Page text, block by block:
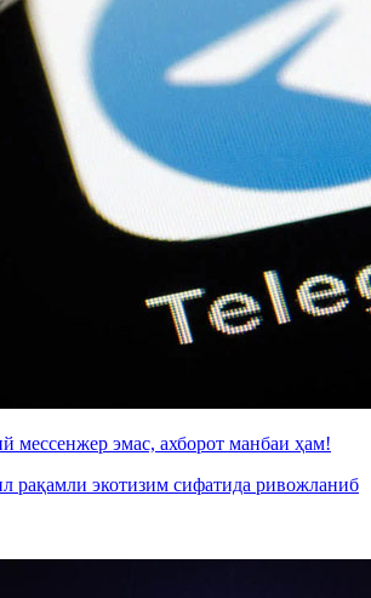
мессенжер эмас, ахборот манбаи ҳам!
рақамли экотизим сифатида ривожланиб